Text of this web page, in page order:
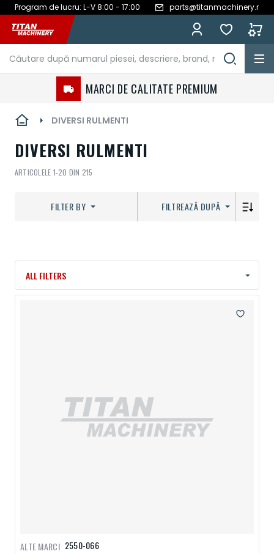
Program de lucru: L-V 8:00 - 17:00 parts@titanmachinery.ro
Mergeți
la
Conținut
MARCI DE CALITATE PREMIUM
DIVERSI RULMENTI
DIVERSI RULMENTI
ALL FILTERS
ARTICOLELE 1-20 DIN 215
FILTER BY FILTREAZĂ DUPĂ
2550-066
ALTE MARCI